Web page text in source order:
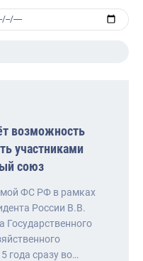
возможность
участниками
союз
ФС РФ в рамках
России В.В.
Государственного
года сразу во…